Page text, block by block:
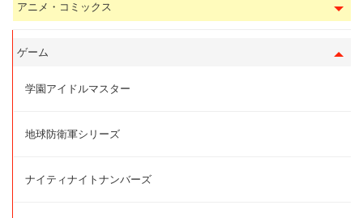
アニメ・コミックス
ゲーム
学園アイドルマスター
地球防衛軍シリーズ
ナイティナイトナンバーズ